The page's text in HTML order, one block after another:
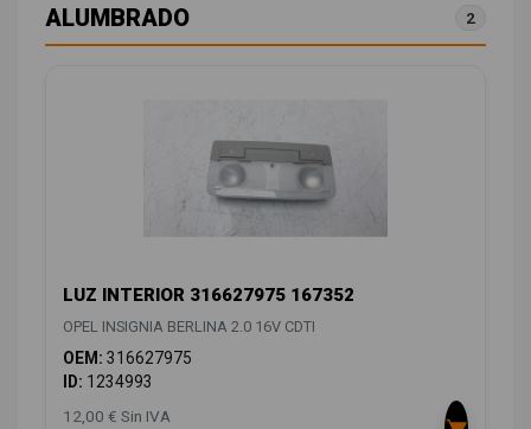
ALUMBRADO 2
LUZ INTERIOR 316627975 167352
OPEL INSIGNIA BERLINA 2.0 16V CDTI
OEM: 316627975
ID: 1234993
12,00 € Sin IVA